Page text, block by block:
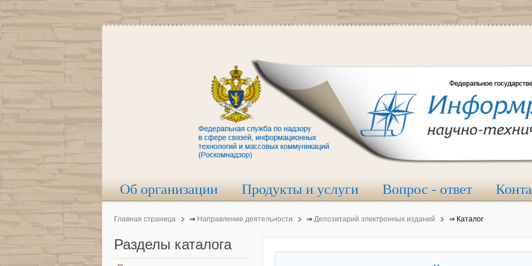
Об организации Продукты и услуги Вопрос - ответ
Главная страница ⇒ Направление деятельности ⇒ Депозитарий электронных изданий ⇒ Каталог
Разделы каталога